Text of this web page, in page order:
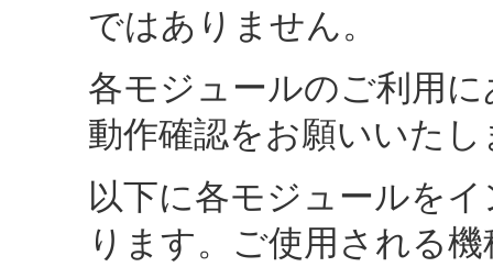
ではありません。
各モジュールのご利用
動作確認をお願いいたし
以下に各モジュールを
ります。ご使用される